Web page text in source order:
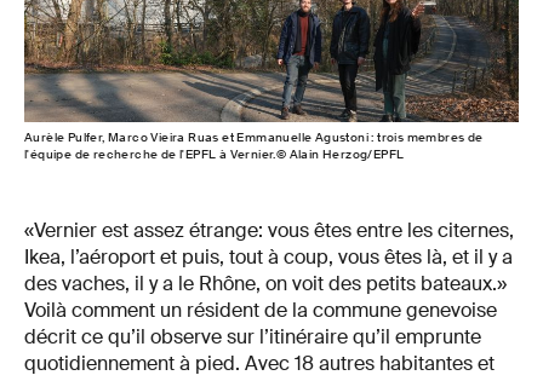
Aurèle Pulfer, Marco Vieira Ruas et Emmanuelle Agustoni : trois membres de
l'équipe de recherche de l'EPFL à Vernier.© Alain Herzog/EPFL
«Vernier est assez étrange: vous êtes entre les citernes,
Ikea, l’aéroport et puis, tout à coup, vous êtes là, et il y a
des vaches, il y a le Rhône, on voit des petits bateaux.»
Voilà comment un résident de la commune genevoise
décrit ce qu’il observe sur l’itinéraire qu’il emprunte
quotidiennement à pied. Avec 18 autres habitantes et